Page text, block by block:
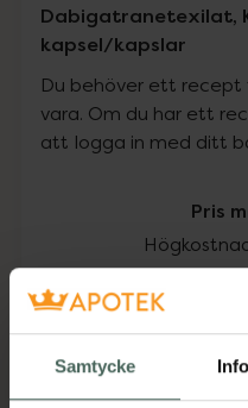
Samtycke
Dabigatranetexilat,
kapsel/kapslar
Du behöver ett
vara. Om du har ett
att logga in med ditt
Pris
I